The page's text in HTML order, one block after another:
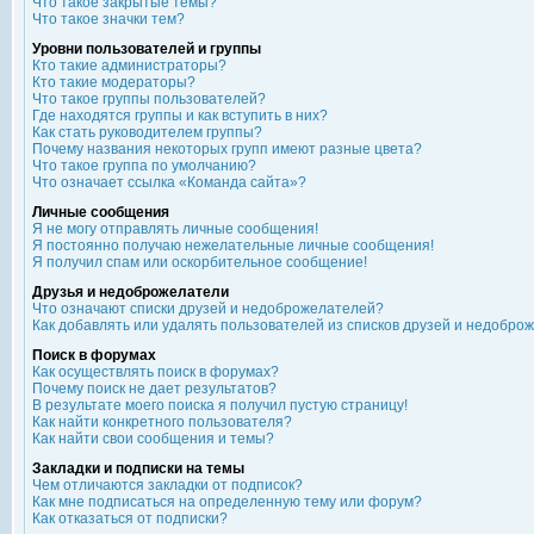
Что такое значки тем?
Уровни пользователей и группы
Кто такие администраторы?
Кто такие модераторы?
Что такое группы пользователей?
Где находятся группы и как вступить в них?
Как стать руководителем группы?
Почему названия некоторых групп имеют разные цвета?
Что такое группа по умолчанию?
Что означает ссылка «Команда сайта»?
Личные сообщения
Я не могу отправлять личные сообщения!
Я постоянно получаю нежелательные личные сообщения!
Я получил спам или оскорбительное сообщение!
Друзья и недоброжелатели
Что означают списки друзей и недоброжелателей?
Как добавлять или удалять пользователей из списков друзей и
Поиск в форумах
Как осуществлять поиск в форумах?
Почему поиск не дает результатов?
В результате моего поиска я получил пустую страницу!
Как найти конкретного пользователя?
Как найти свои сообщения и темы?
Закладки и подписки на темы
Чем отличаются закладки от подписок?
Как мне подписаться на определенную тему или форум?
Как отказаться от подписки?